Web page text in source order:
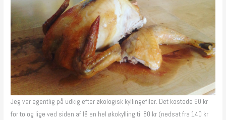
Jeg var egentlig på udkig efter økologisk kyllingefiler. Det kostede 60 kr
for to og lige ved siden af lå en hel økokylling til 80 kr (nedsat fra 140 kr